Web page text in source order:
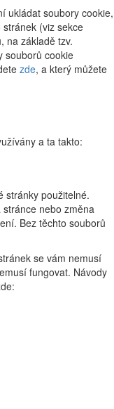
ukládat soubory cookie,
(viz sekce
na základě tzv.
souborů cookie
zde, a který můžete
a ta takto:
stránky použitelné.
nebo změna
Bez těchto souborů
se vám nemusí
fungovat. Návody